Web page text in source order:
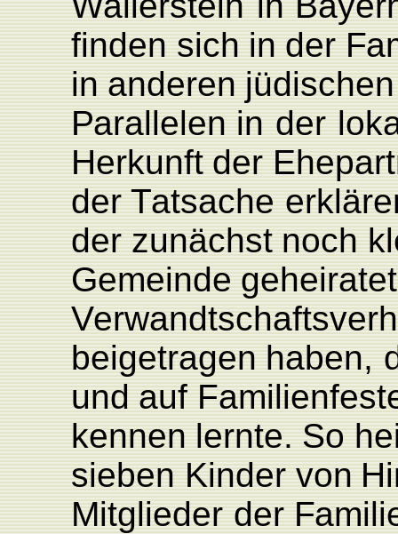
finden sich in derF
in anderen
Parallelen in der
Herkunft der
der Tatsache
der zunächst noch
Gemeinde geheiratet
V
beigetragen haben,
und auf F
kennen lernte. So
sieben Kinder von
Mitglieder derF